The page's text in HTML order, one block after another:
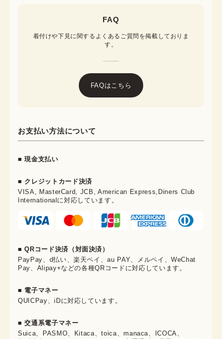
FAQ
着付けや下見に関するよくあるご質問を掲載しておりま
す。
FAQはこちら
お支払い方法について
■ 現金支払い
■ クレジットカード決済
VISA, MasterCard, JCB, American Express,Diners Club
Internationalに対応しています。
■ QRコード決済（対面決済）
PayPay、d払い、楽天ペイ、au PAY、メルペイ、WeChat
Pay、Alipay+などの各種QRコードに対応しています。
■ 電子マネー
QUICPay、iDに対応しています。
■ 交通系電子マネー
Suica、PASMO、Kitaca、toica、manaca、ICOCA、